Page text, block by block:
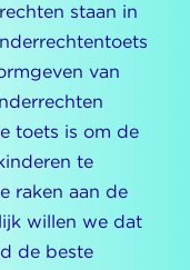
staan in
van
toets is om de
te
raken aan de
willen we dat
de beste